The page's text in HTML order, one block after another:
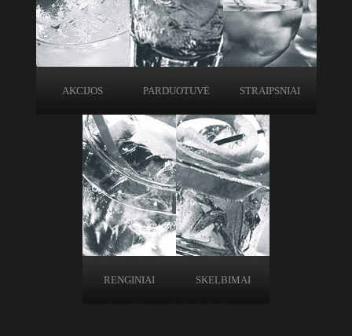
AKCIJOS PARDUOTUVĖ STRAIPSNIAI
RENGINIAI SKELBIMAI